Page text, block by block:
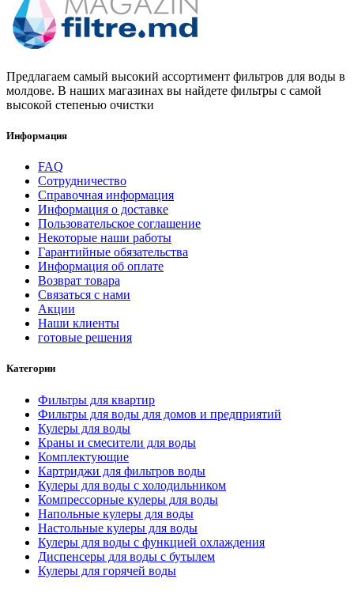
Предлагаем самый высокий ассортимент фильтров для воды в
молдове. В наших магазинах вы найдете фильтры с самой
высокой степенью очистки
Информация
FAQ
Сотрудничество
Справочная информация
Информация о доставке
Пользовательское соглашение
Некоторые наши работы
Гарантийные обязательства
Информация об оплате
Возврат товара
Связаться с нами
Акции
Наши клиенты
готовые решения
Категории
Фильтры для квартир
Фильтры для воды для домов и предприятий
Кулеры для воды
Краны и смесители для воды
Комплектующие
Картриджи для фильтров воды
Кулеры для воды с холодильником
Компрессорные кулеры для воды
Напольные кулеры для воды
Настольные кулеры для воды
Кулеры для воды с функцией охлаждения
Диспенсеры для воды с бутылем
Кулеры для горячей воды